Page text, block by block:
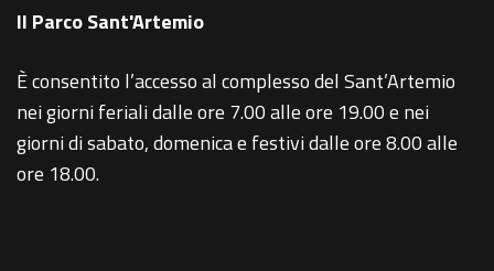
Il Parco Sant'Artemio
È consentito l’accesso al complesso del Sant’Artemio
nei giorni feriali dalle ore 7.00 alle ore 19.00 e nei
giorni di sabato, domenica e festivi dalle ore 8.00 alle
ore 18.00.